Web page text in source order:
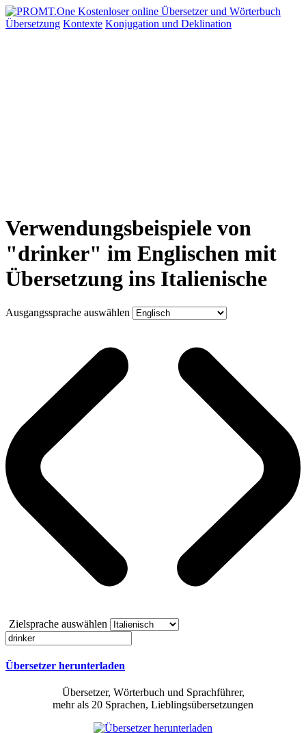
Übersetzung Kontexte Konjugation und Deklination
Verwendungsbeispiele von
"drinker" im Englischen mit
Übersetzung ins Italienische
Ausgangssprache auswählen
Zielsprache auswählen
Übersetzer herunterladen
Übersetzer, Wörterbuch und Sprachführer,
mehr als 20 Sprachen, Lieblingsübersetzungen